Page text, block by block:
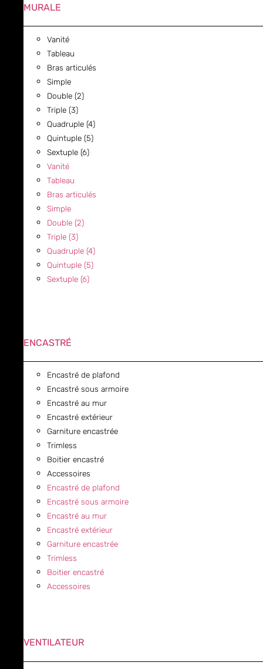
MURALE
Vanité
Tableau
Bras articulés
Simple
Double (2)
Triple (3)
Quadruple (4)
Quintuple (5)
Sextuple (6)
Vanité
Tableau
Bras articulés
Simple
Double (2)
Triple (3)
Quadruple (4)
Quintuple (5)
Sextuple (6)
ENCASTRÉ
Encastré de plafond
Encastré sous armoire
Encastré au mur
Encastré extérieur
Garniture encastrée
Trimless
Boitier encastré
Accessoires
Encastré de plafond
Encastré sous armoire
Encastré au mur
Encastré extérieur
Garniture encastrée
Trimless
Boitier encastré
Accessoires
VENTILATEUR